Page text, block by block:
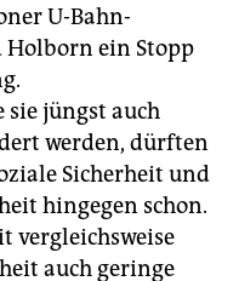
U-Bahn-
ein Stopp
sie jüngst auch
werden, dürften
Sicherheit und
hingegen schon.
vergleichsweise
auch geringe